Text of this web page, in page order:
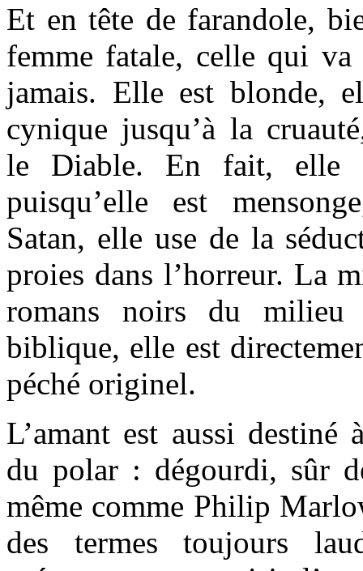
Et en tête de farandole,
femme fatale, celle qui
jamais. Elle est blonde,
cynique jusqu’à la
le Diable. En fait, elle
puisqu’elle est
Satan, elle use de la
proies dans l’horreur. La
romans noirs du
biblique, elle est
péché originel.
L’amant est aussi destiné
du polar : dégourdi, sûr
même comme Philip
des termes toujours